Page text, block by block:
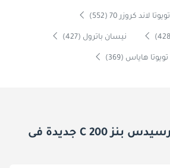
تويوتا لاند كروزر 70 (552)
نيسان باترول (427)
تويوتا هاياس (369)
سعرالسيارات مرسيدس بنز C 200 جديدة فى